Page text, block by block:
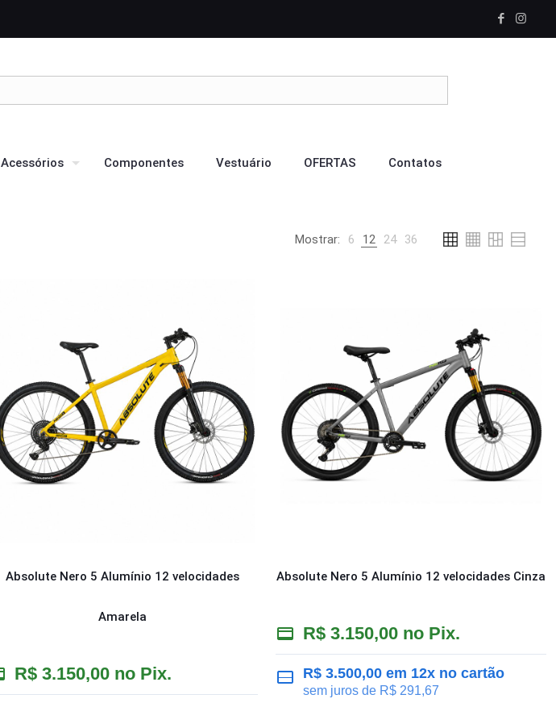
Acessórios Componentes Vestuário OFERTAS Contatos
Mostrar: 6 12 24 36
Absolute Nero 5 Alumínio 12 velocidades
Amarela
R$3.150,00 no Pix.
Absolute Nero 5 Alumínio 12 velocidades Cinza
R$3.150,00 no Pix.
R$3.500,00em 12x no cartão
sem juros de R$291,67